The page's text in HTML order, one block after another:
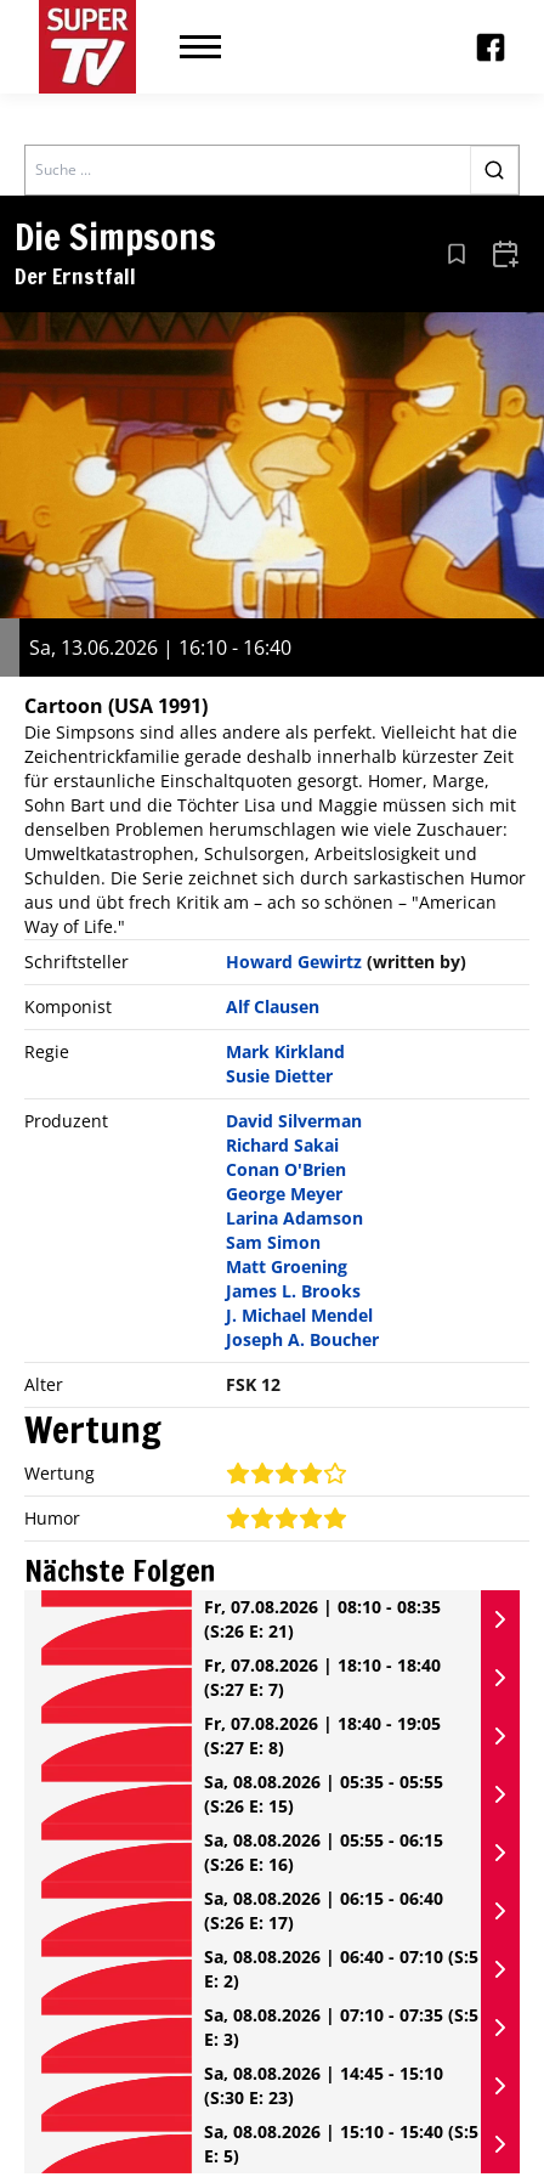
Search
Die Simpsons
Der Ernstfall Aus den
Sa, 13.06.2026 | 16:10 - 16:40
Cartoon (USA 1991)
Die Simpsons sind alles andere als perfekt. Vielleicht hat die
Zeichentrickfamilie gerade deshalb innerhalb kürzester Zeit
für erstaunliche Einschaltquoten gesorgt. Homer, Marge,
Sohn Bart und die Töchter Lisa und Maggie müssen sich mit
denselben Problemen herumschlagen wie viele Zuschauer:
Umweltkatastrophen, Schulsorgen, Arbeitslosigkeit und
Schulden. Die Serie zeichnet sich durch sarkastischen Humor
aus und übt frech Kritik am – ach so schönen – "American
Way of Life."
Schriftsteller
Howard Gewirtz (written by)
Komponist
Alf Clausen
Regie
Mark Kirkland
Susie Dietter
Produzent
David Silverman
Richard Sakai
Conan O'Brien
George Meyer
Larina Adamson
Sam Simon
Matt Groening
James L. Brooks
J. Michael Mendel
Joseph A. Boucher
Alter
FSK 12
Wertung
Wertung
Humor
Nächste Folgen
Fr, 07.08.2026 | 08:10 - 08:35
(S:26 E: 21)
Fr, 07.08.2026 | 18:10 - 18:40
(S:27 E: 7)
Fr, 07.08.2026 | 18:40 - 19:05
(S:27 E: 8)
Sa, 08.08.2026 | 05:35 - 05:55
(S:26 E: 15)
Sa, 08.08.2026 | 05:55 - 06:15
(S:26 E: 16)
Sa, 08.08.2026 | 06:15 - 06:40
(S:26 E: 17)
Sa, 08.08.2026 | 06:40 - 07:10 (S:5
E: 2)
Sa, 08.08.2026 | 07:10 - 07:35 (S:5
E: 3)
Sa, 08.08.2026 | 14:45 - 15:10
(S:30 E: 23)
Sa, 08.08.2026 | 15:10 - 15:40 (S:5
E: 5)